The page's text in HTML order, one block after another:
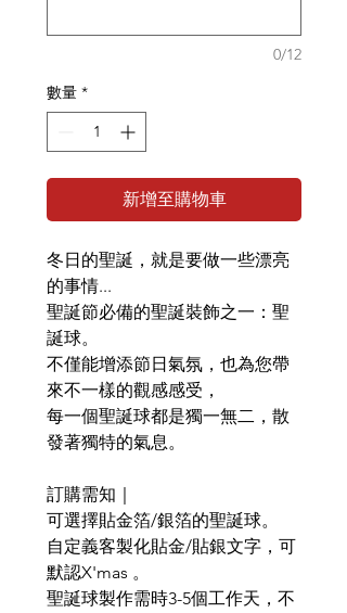
0/12
數量 *
新增至購物車
冬日的聖誕，就是要做一些漂亮
的事情...
聖誕節必備的聖誕裝飾之一：聖
誕球。
不僅能增添節日氣氛，也為您帶
來不一樣的觀感感受，
每一個聖誕球都是獨一無二，散
發著獨特的氣息。
訂購需知｜
可選擇貼金箔/銀箔的聖誕球。
自定義客製化貼金/貼銀文字，可
默認X'mas 。
聖誕球製作需時3-5個工作天，不